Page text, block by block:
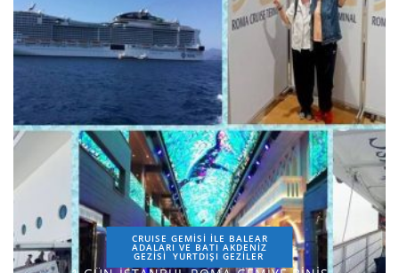
CRUISE GEMİSİ İLE BALEAR
ADALARI VE BATI AKDENİZ
GEZİSİ YURTDIŞI GEZILER